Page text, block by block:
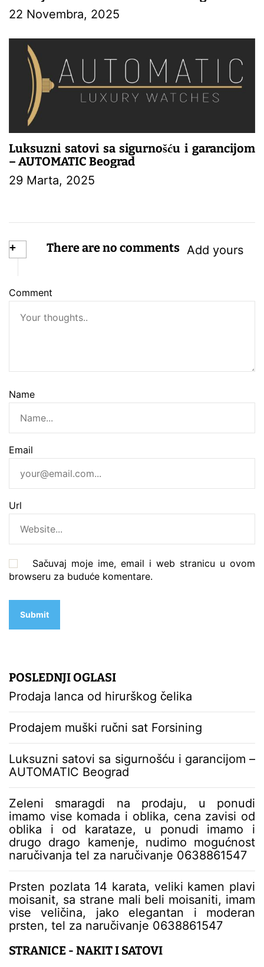
22 Novembra, 2025
Luksuzni satovi sa sigurnošću i garancijom
– AUTOMATIC Beograd
29 Marta, 2025
+ There are no comments Add yours
Comment
Name
Email
Url
Sačuvaj moje ime, email i web stranicu u ovom
browseru za buduće komentare.
POSLEDNJI OGLASI
Prodaja lanca od hirurškog čelika
Prodajem muški ručni sat Forsining
Luksuzni satovi sa sigurnošću i garancijom –
AUTOMATIC Beograd
Zeleni smaragdi na prodaju, u ponudi
imamo vise komada i oblika, cena zavisi od
oblika i od karataze, u ponudi imamo i
drugo drago kamenje, nudimo mogućnost
naručivanja tel za naručivanje 0638861547
Prsten pozlata 14 karata, veliki kamen plavi
moisanit, sa strane mali beli moisaniti, imam
vise veličina, jako elegantan i moderan
prsten, tel za naručivanje 0638861547
STRANICE - NAKIT I SATOVI